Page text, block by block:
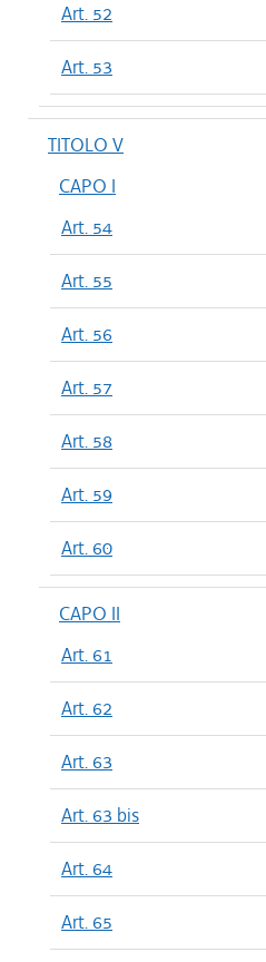
Art. 52
Art. 53
TITOLO V
CAPO I
Art. 54
Art. 55
Art. 56
Art. 57
Art. 58
Art. 59
Art. 60
CAPO II
Art. 61
Art. 62
Art. 63
Art. 63 bis
Art. 64
Art. 65